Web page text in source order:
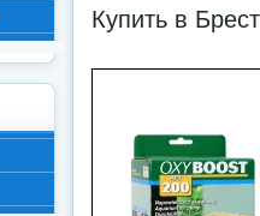
Купить в